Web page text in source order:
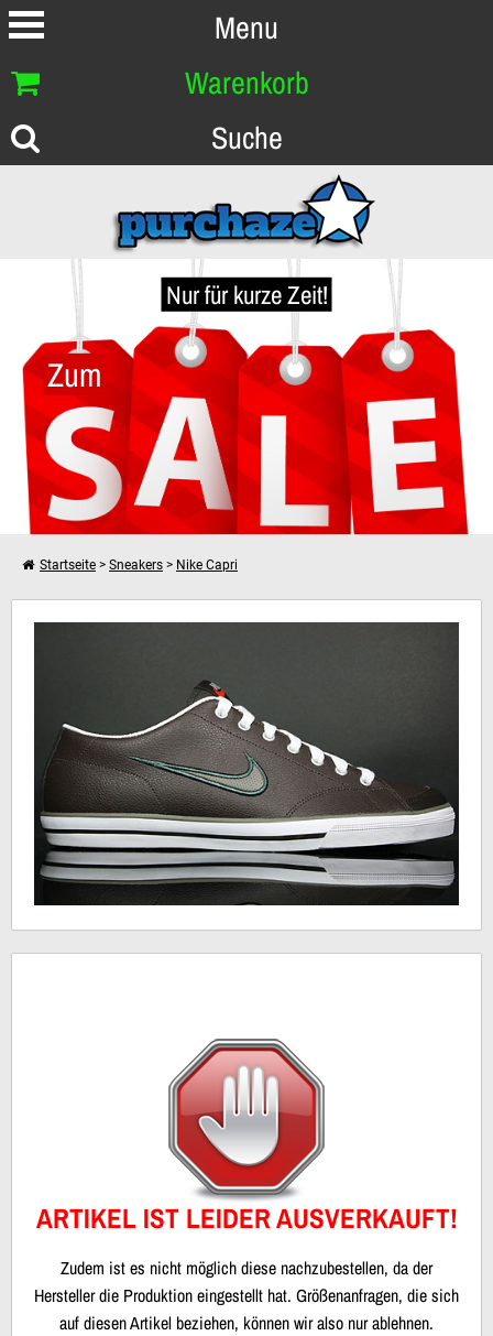
Menu
Warenkorb
Suche
Nur für kurze Zeit!
Zum
Dein Warenkorb ist leer!
Weiter einkaufen
Startseite > Sneakers > Nike Capri
Nike Capri
ARTIKEL IST LEIDER AUSVERKAUFT!
Zudem ist es nicht möglich diese nachzubestellen, da der
Hersteller die Produktion eingestellt hat. Größenanfragen, die sich
auf diesen Artikel beziehen, können wir also nur ablehnen.